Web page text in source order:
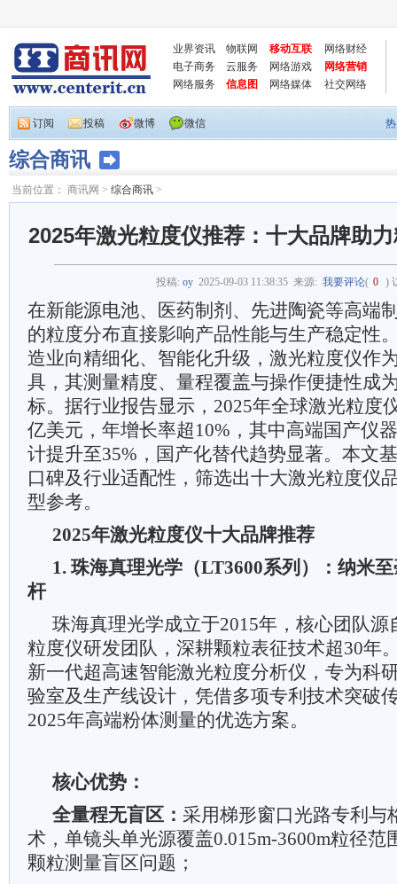
业界资讯 物联网 移动互联
网络财经
电子商务
云服务 网络游戏
网络营销
网络服务
信息图 网络媒体 社交网络
订阅 投稿 微博 微信
综合商讯
当前位置： 商讯网 > 综合商讯 >
2025年激光粒度仪推荐：十大品牌助
投稿: oy 2025-09-03 11:38:35来源: 我要评论( 0 )
在新能源电池、医药制剂、先进陶瓷等高端
的粒度分布直接影响产品性能与生产稳定性
造业向精细化、智能化升级，激光粒度仪作
具，其测量精度、量程覆盖与操作便捷性成
标。据行业报告显示，2025年全球激光粒度
亿美元，年增长率超10%，其中高端国产仪
计提升至35%，国产化替代趋势显著。本文
口碑及行业适配性，筛选出十大激光粒度仪
型参考。
2025年激光粒度仪十大品牌推荐
1. 珠海真理光学（LT3600系列）：纳米
杆
珠海真理光学成立于2015年，核心团队
粒度仪研发团队，深耕颗粒表征技术超30年
新一代超高速智能激光粒度分析仪，专为科
验室及生产线设计，凭借多项专利技术突破
2025年高端粉体测量的优选方案。
核心优势：
全量程无盲区： 采用梯形窗口光路专利与
术，单镜头单光源覆盖0.015m-3600m粒径范
颗粒测量盲区问题；